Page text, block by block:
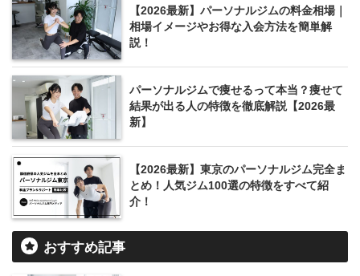
【2026最新】パーソナルジムの料金相場｜
相場イメージやお得な入会方法を簡単解
説！
パーソナルジムで痩せるって本当？痩せて
結果が出る人の特徴を徹底解説【2026最
新】
【2026最新】東京のパーソナルジム完全ま
とめ！人気ジム100選の特徴をすべて紹
介！
おすすめ記事